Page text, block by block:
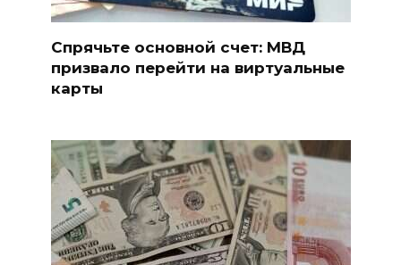
Спрячьте основной счет: МВД
призвало перейти на виртуальные
карты